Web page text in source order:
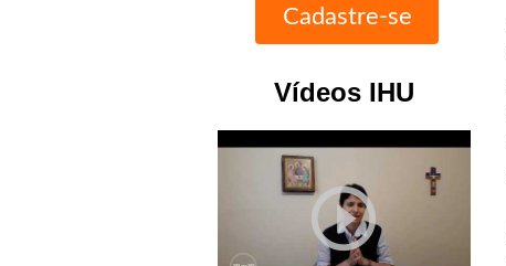
Vídeos IHU
play_circle_outline